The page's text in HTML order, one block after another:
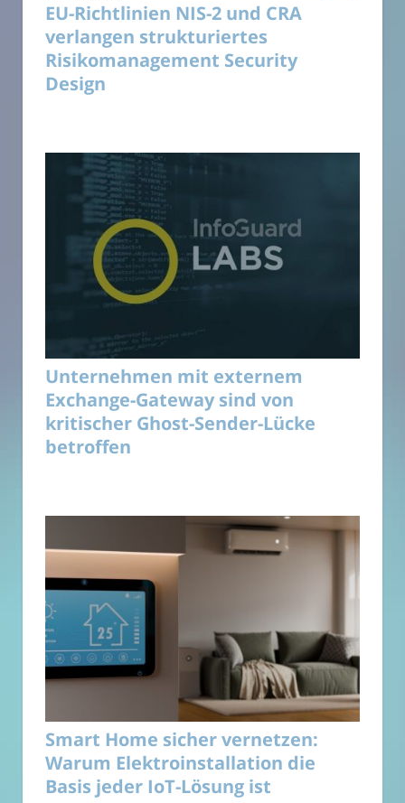
EU-Richtlinien NIS-2 und CRA
verlangen strukturiertes
Risikomanagement Security
Design
Unternehmen mit externem
Exchange-Gateway sind von
kritischer Ghost-Sender-Lücke
betroffen
Smart Home sicher vernetzen:
Warum Elektroinstallation die
Basis jeder IoT-Lösung ist